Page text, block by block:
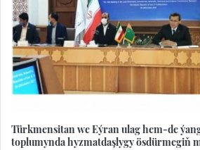
Türkmensitan we Eýran ulag hem-de
toplumynda hyzmatdaşlygy ösdürmegiň